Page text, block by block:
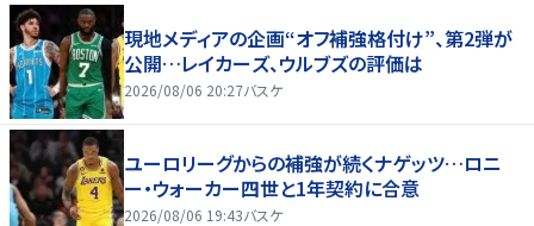
現地メディアの企画“オフ補強格付け”、第2弾が
公開…レイカーズ、ウルブズの評価は
2026/08/06 20:27バスケ
ユーロリーグからの補強が続くナゲッツ…ロニ
ー・ウォーカー四世と1年契約に合意
2026/08/06 19:43バスケ